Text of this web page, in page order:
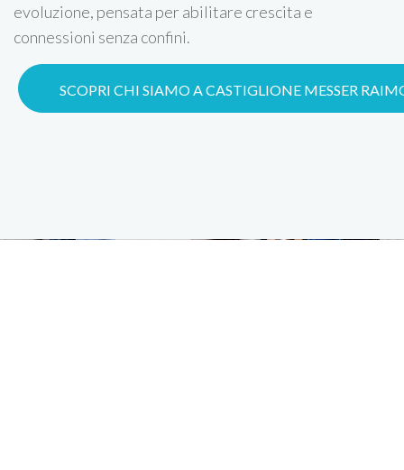
evoluzione, pensata per abilitare crescita e
connessioni senza confini.
SCOPRI CHI SIAMO A CASTIGLIONE MESSER